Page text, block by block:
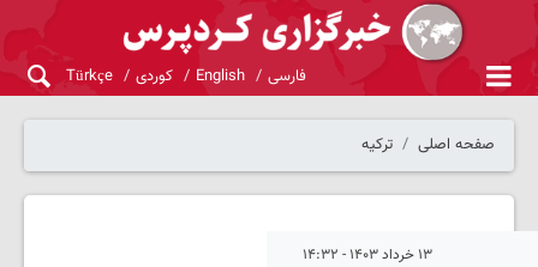
فارسی English کوردی Türkçe
صفحه اصلی ترکیه
۱۳ خرداد ۱۴۰۳ - ۱۴:۳۲